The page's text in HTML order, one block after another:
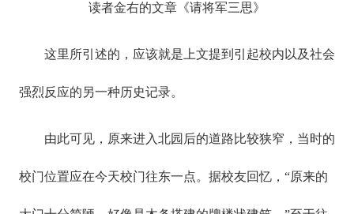
读者金右的文章《请将军三思》
这里所引述的，应该就是上文提到引起校内以及社会
强烈反应的另一种历史记录。
由此可见，原来进入北园后的道路比较狭窄，当时的
校门位置应在今天校门往东一点。据校友回忆，“原来的